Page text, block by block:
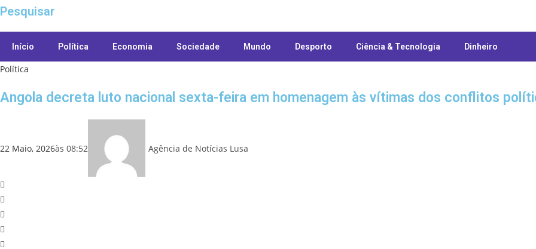
Pesquisar
Início Política Economia Sociedade Mundo Desporto Ciência & Tecnologia Dinheiro
Política
Angola decreta luto nacional sexta-feira em homenagem às vítimas dos conflitos
22 Maio, 2026às 08:52 Agência de Notícias Lusa